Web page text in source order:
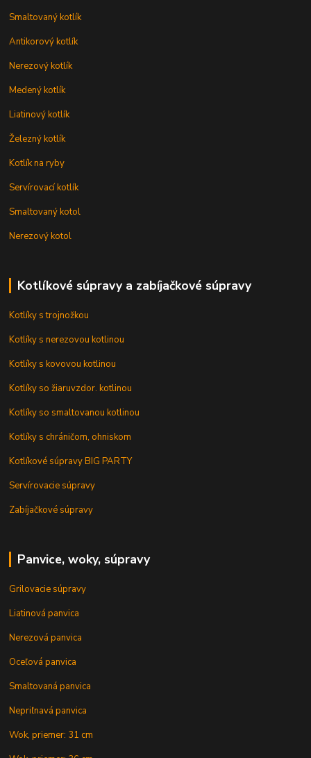
Smaltovaný kotlík
Antikorový kotlík
Nerezový kotlík
Medený kotlík
Liatinový kotlík
Železný kotlík
Kotlík na ryby
Servírovací kotlík
Smaltovaný kotol
Nerezový kotol
Kotlíkové súpravy a zabíjačkové súpravy
Kotlíky s trojnožkou
Kotlíky s nerezovou kotlinou
Kotlíky s kovovou kotlinou
Kotlíky so žiaruvzdor. kotlinou
Kotlíky so smaltovanou kotlinou
Kotlíky s chráničom, ohniskom
Kotlíkové súpravy BIG PARTY
Servírovacie súpravy
Zabíjačkové súpravy
Panvice, woky, súpravy
Grilovacie súpravy
Liatinová panvica
Nerezová panvica
Oceľová panvica
Smaltovaná panvica
Nepriľnavá panvica
Wok, priemer: 31 cm